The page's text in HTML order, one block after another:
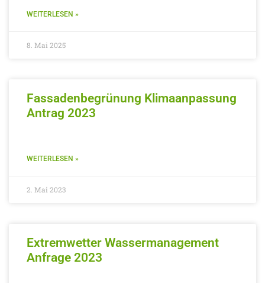
WEITERLESEN »
8. Mai 2025
Fassadenbegrünung Klimaanpassung
Antrag 2023
WEITERLESEN »
2. Mai 2023
Extremwetter Wassermanagement
Anfrage 2023